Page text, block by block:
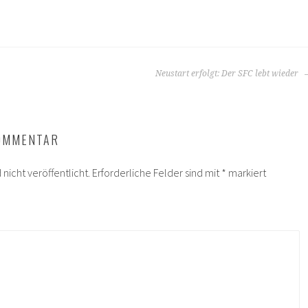
Neustart erfolgt: Der SFC lebt wieder
nicht veröffentlicht. Erforderliche Felder sind mit * markiert